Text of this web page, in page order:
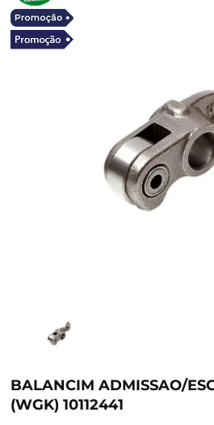
BALANCIM ADMISSAO/
(WGK) 10112441